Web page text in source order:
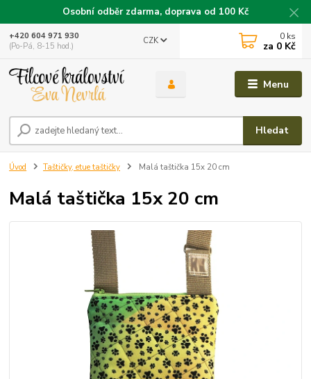
Osobní odběr zdarma, doprava od 100 Kč
Menu
CZK
Hledat
+420 604 971 930
(Po-Pá, 8-15 hod.)
0 ks
za 0 Kč
Úvod Taštičky, etue taštičky Malá taštička 15x 20 cm
Malá taštička 15x 20 cm